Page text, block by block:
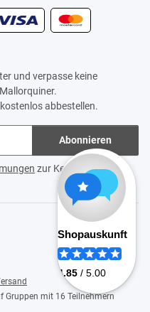
und verpasse keine
abbestellen.
Abonnieren
zur Kenntnis
Gruppen mit 16 Teilnehmern